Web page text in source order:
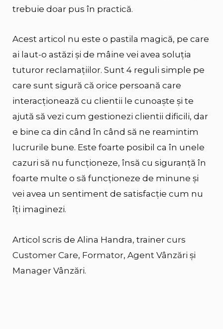
trebuie doar pus în practică.
Acest articol nu este o pastila magică, pe care
ai laut-o astăzi şi de mâine vei avea soluţia
tuturor reclamaţiilor. Sunt 4 reguli simple pe
care sunt sigură că orice persoană care
interacţionează cu clientii le cunoaşte și te
ajută să vezi cum gestionezi clientii dificili, dar
e bine ca din când în când să ne reamintim
lucrurile bune. Este foarte posibil ca în unele
cazuri să nu funcționeze, însă cu siguranță în
foarte multe o să funcționeze de minune și
vei avea un sentiment de satisfacție cum nu
îți imaginezi.
Articol scris de Alina Handra, trainer curs
Customer Care, Formator, Agent Vânzări și
Manager Vânzări.